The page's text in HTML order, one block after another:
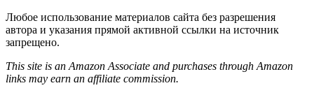
Любое использование материалов сайта без разрешения
автора и указания прямой активной ссылки на источник
запрещено.
This site is an Amazon Associate and purchases through Amazon
links may earn an affiliate commission.